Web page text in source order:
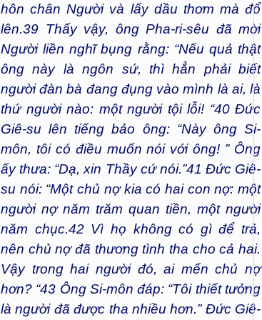
hôn chân Người và lấy dầu thơm mà đổ
lên.39 Thấy vậy, ông Pha-ri-sêu đã mời
Người liền nghĩ bụng rằng: “Nếu quả thật
ông này là ngôn sứ, thì hẳn phải biết
người đàn bà đang đụng vào mình là ai, là
thứ người nào: một người tội lỗi! “40Đức
Giê-su lên tiếng bảo ông: “Này ông Si-
môn, tôi có điều muốn nói với ông! ” Ông
ấy thưa: “Dạ, xin Thầy cứ nói.”41 Đức Giê-
su nói: “Một chủ nợ kia có hai con nợ: một
người nợ năm trăm quan tiền, một người
năm chục.42Vì họ không có gì để trả,
nên chủ nợ đã thương tình tha cho cả hai.
Vậy trong hai người đó, ai mến chủ nợ
hơn? “43 Ông Si-môn đáp: “Tôi thiết tưởng
là người đã được tha nhiều hơn.” Đức Giê-